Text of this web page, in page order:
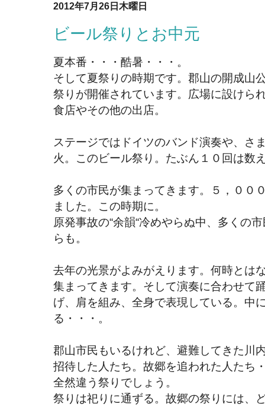
2012年7月26日木曜日
ビール祭りとお中元
夏本番・・・酷暑・・・。
そして夏祭りの時期です。郡山の開成山
祭りが開催されています。広場に設けら
食店やその他の出店。
ステージではドイツのバンド演奏や、さ
火。このビール祭り。たぶん１０回は数
多くの市民が集まってきます。５，００
ました。この時期に。
原発事故の“余韻“冷めやらぬ中、多くの
らも。
去年の光景がよみがえります。何時とは
集まってきます。そして演奏に合わせて
げ、肩を組み、全身で表現している。中
る・・・。
郡山市民もいるけれど、避難してきた川
招待した人たち。故郷を追われた人たち
全然違う祭りでしょう。
祭りは祀りに通ずる。故郷の祭りには、